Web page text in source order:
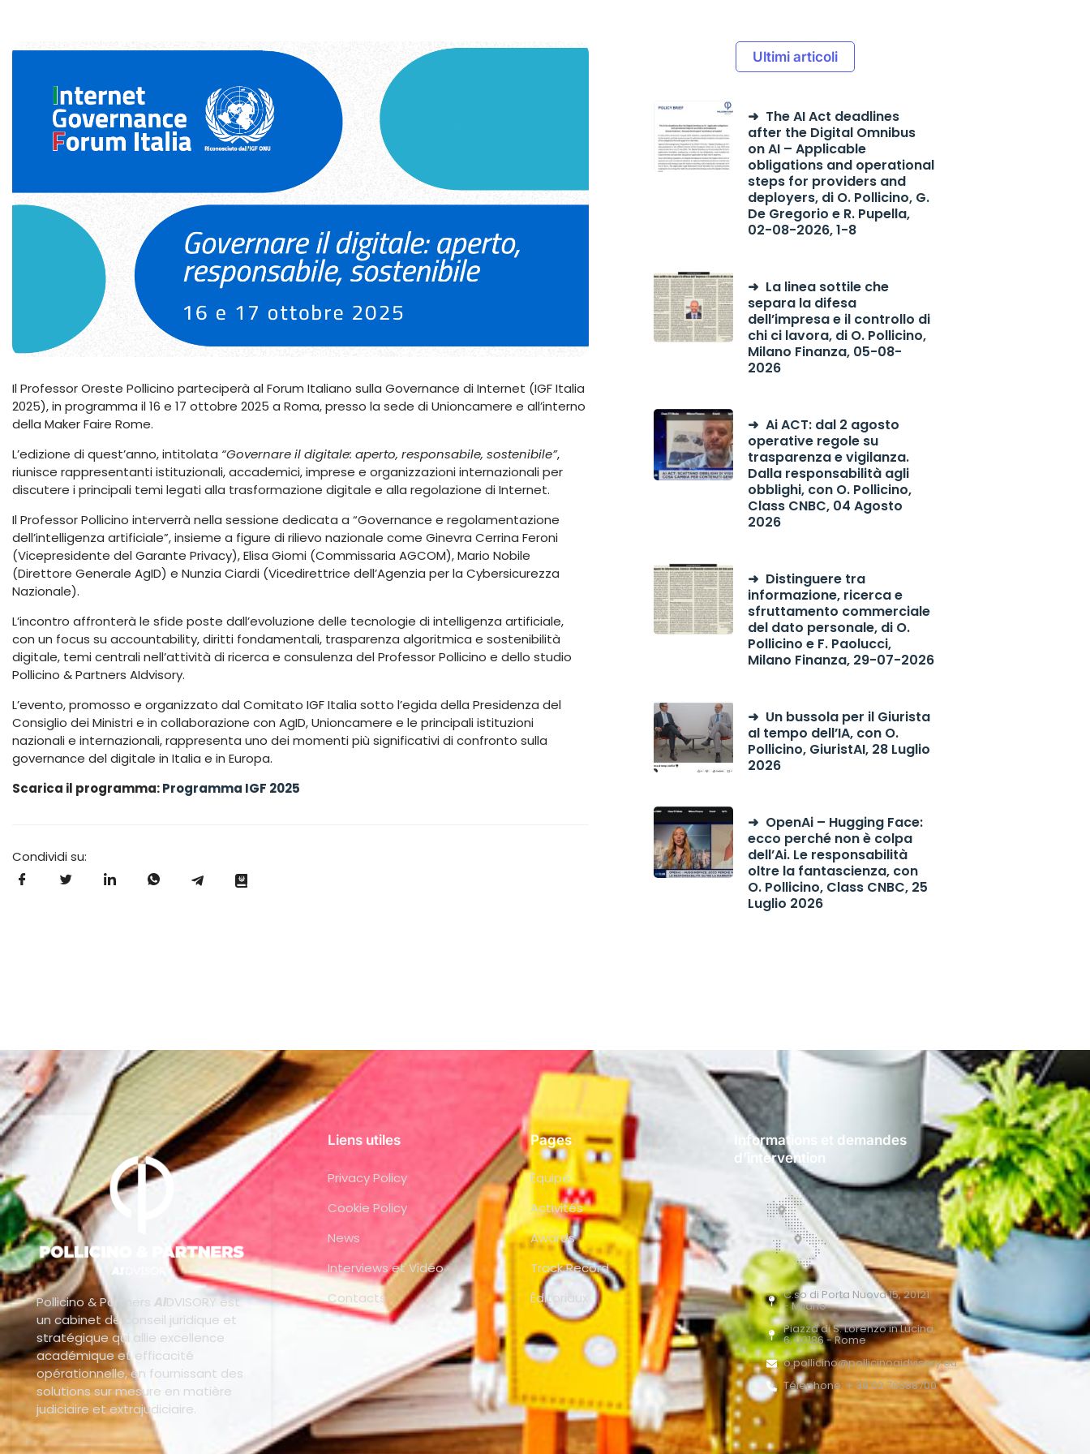
Il Professor Oreste Pollicino parteciperà al Forum Italiano sulla Governance di Internet (IGF Italia
2025), in programma il 16 e 17 ottobre 2025 a Roma, presso la sede di Unioncamere e all’interno
della Maker Faire Rome.
L’edizione di quest’anno, intitolata “Governare il digitale: aperto, responsabile, sostenibile”,
riunisce rappresentanti istituzionali, accademici, imprese e organizzazioni internazionali per
discutere i principali temi legati alla trasformazione digitale e alla regolazione di Internet.
Il Professor Pollicino interverrà nella sessione dedicata a “Governance e regolamentazione
dell’intelligenza artificiale”, insieme a figure di rilievo nazionale come Ginevra Cerrina Feroni
(Vicepresidente del Garante Privacy), Elisa Giomi (Commissaria AGCOM), Mario Nobile
(Direttore Generale AgID) e Nunzia Ciardi (Vicedirettrice dell’Agenzia per la Cybersicurezza
Nazionale).
L’incontro affronterà le sfide poste dall’evoluzione delle tecnologie di intelligenza artificiale,
con un focus su accountability, diritti fondamentali, trasparenza algoritmica e sostenibilità
digitale, temi centrali nell’attività di ricerca e consulenza del Professor Pollicino e dello studio
Pollicino & Partners AIdvisory.
L’evento, promosso e organizzato dal Comitato IGF Italia sotto l’egida della Presidenza del
Consiglio dei Ministri e in collaborazione con AgID, Unioncamere e le principali istituzioni
nazionali e internazionali, rappresenta uno dei momenti più significativi di confronto sulla
governance del digitale in Italia e in Europa.
Scarica il programma:Programma IGF 2025
Condividi su:
Ultimi articoli
The AI Act deadlines
after the Digital Omnibus
on AI – Applicable
obligations and operational
steps for providers and
deployers, di O. Pollicino, G.
De Gregorio e R. Pupella,
02-08-2026, 1-8
La linea sottile che
separa la difesa
dell’impresa e il controllo di
chi ci lavora, di O. Pollicino,
Milano Finanza, 05-08-
2026
Ai ACT: dal 2 agosto
operative regole su
trasparenza e vigilanza.
Dalla responsabilità agli
obblighi, con O. Pollicino,
Class CNBC, 04 Agosto
2026
Distinguere tra
informazione, ricerca e
sfruttamento commerciale
del dato personale, di O.
Pollicino e F. Paolucci,
Milano Finanza, 29-07-2026
Un bussola per il Giurista
al tempo dell’IA, con O.
Pollicino, GiuristAI, 28 Luglio
2026
OpenAi – Hugging Face:
ecco perché non è colpa
dell’Ai. Le responsabilità
oltre la fantascienza, con
O. Pollicino, Class CNBC, 25
Luglio 2026
Pollicino & Partners AIDVISORY est
un cabinet de conseil juridique et
stratégique qui allie excellence
académique et efficacité
opérationnelle, en fournissant des
solutions sur mesure en matière
judiciaire et extrajudiciaire.
Liens utiles
Privacy Policy
Cookie Policy
News
Interviews et Vidéo
Contacts
Pages
Équipe
Activités
Awards
Track Record
Éditoriaux
Informations et demandes
d’intervention
C.so di Porta Nuova 15, 20121
- Milano
Piazza di S. Lorenzo in Lucina,
6, 00186 - Rome
o.pollicino@pollicinoaidvisory.eu
Téléphone: + 39 02 76388700